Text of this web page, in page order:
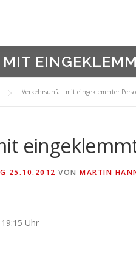
Verkehrsunfall mit eingeklemmter
25.10.2012 VON MARTIN
Uhr